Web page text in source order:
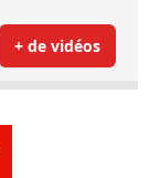
+ de vidéos